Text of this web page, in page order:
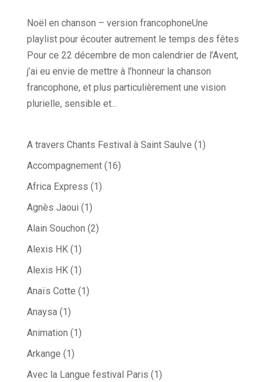
Noël en chanson – version francophoneUne
playlist pour écouter autrement le temps des fêtes
Pour ce 22 décembre de mon calendrier de l’Avent,
j’ai eu envie de mettre à l’honneur la chanson
francophone, et plus particulièrement une vision
plurielle, sensible et...
A travers Chants Festival à Saint Saulve (1)
Accompagnement(16)
Africa Express (1)
Agnès Jaoui (1)
Alain Souchon (2)
Alexis HK(1)
Alexis HK(1)
Anaïs Cotte (1)
Anaysa(1)
Animation (1)
Arkange (1)
Avec la Langue festival Paris (1)